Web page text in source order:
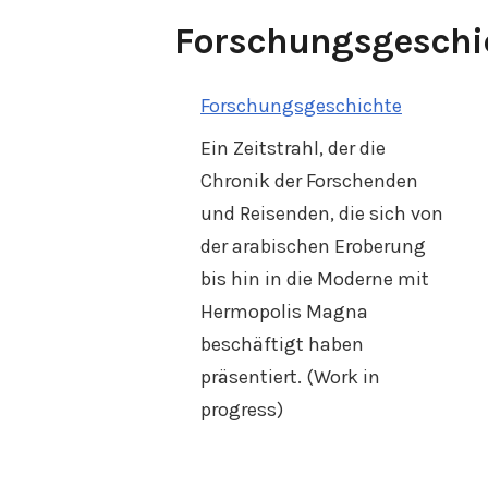
Forschungsgeschichte
Ein Zeitstrahl, der die
Chronik der Forschenden
und Reisenden, die sich von
der arabischen Eroberung
bis hin in die Moderne mit
Hermopolis Magna
beschäftigt haben
präsentiert. (Work in
progress)